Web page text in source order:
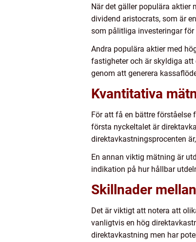
När det gäller populära
dividend aristocrats, som är
som pålitliga investeringar
Andra populära aktier med
fastigheter och är skyldiga
genom att generera
Kvantitativa
För att få en bättre
första nyckeltalet är
direktavkastningsprocenten
En annan viktig mätning är
indikation på hur hållbar
Skillnader
Det är viktigt att notera att
vanligtvis en hög
direktavkastning men har